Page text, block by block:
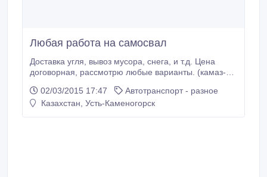
Любая работа на самосвал
Доставка угля, вывоз мусора, снега, и т.д. Цена
договорная, рассмотрю любые варианты. (камаз-
02/03/2015 17:47
Автотранспорт - разное
Казахстан, Усть-Каменогорск